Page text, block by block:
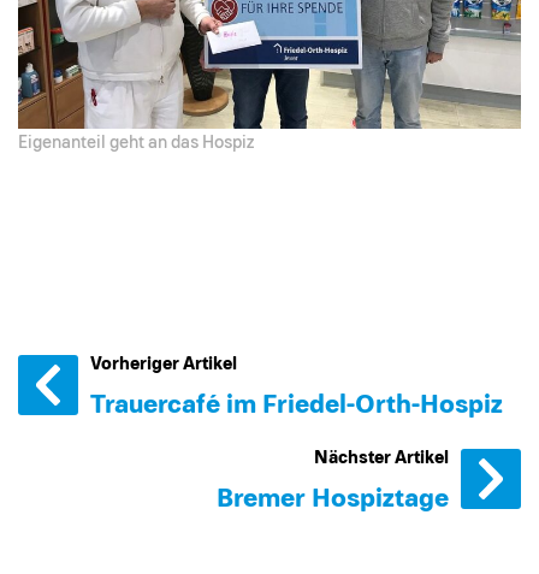
Eigenanteil geht an das Hospiz
Vorheriger Artikel
Trauercafé im Friedel-Orth-Hospiz
Nächster Artikel
Bremer Hospiztage